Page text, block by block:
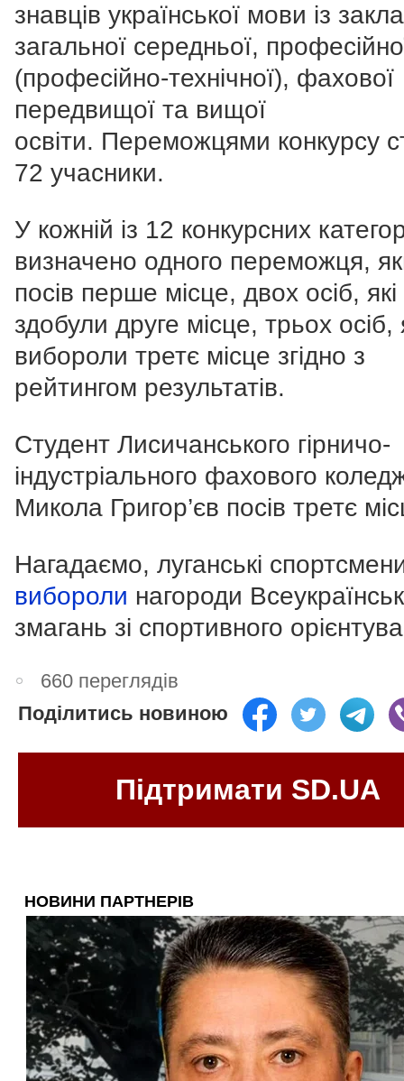
знавців української мови із
загальної середньої,
(професійно-технічної), фахової
передвищої та вищої
освіти. Переможцями конкурсу
72 учасники.
У кожній із 12 конкурсних
визначено одного переможця,
посів перше місце, двох осіб, які
здобули друге місце, трьох осіб,
вибороли третє місце згідно з
рейтингом результатів.
Студент Лисичанського гірничо-
індустріального фахового
Микола Григор’єв посів третє
Нагадаємо, луганські
вибороли нагороди
змагань зі спортивного
660 переглядів
Поділитись новиною
Підтримати SD.UA